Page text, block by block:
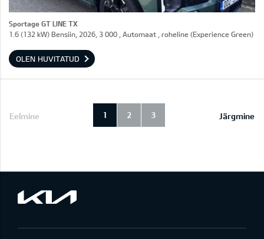
Sportage GT LINE TX
1.6 (132 kW) Bensiin, 2026, 3 000 , Automaat , roheline (Experience Green)
OLEN HUVITATUD
Eelmine Järgmine
1 2 3